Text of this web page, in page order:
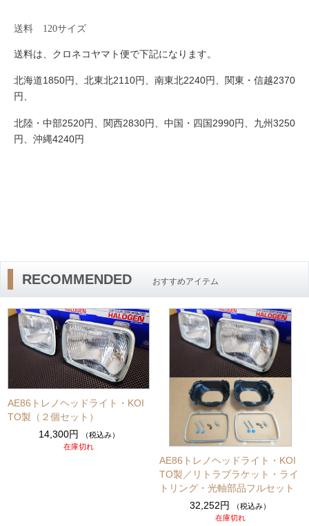
送料 120サイズ
送料は、クロネコヤマト便で下記になります。
北海道1850円、北東北2110円、南東北2240円、関東・信越2370
円、
北陸・中部2520円、関西2830円、中国・四国 2990円、九州 3250
円、沖縄4240円
RECOMMENDED おすすめアイテム
AE86トレノヘッドライト・KOI
TO製（２個セット）
14,300円
（税込み）
在庫切れ
AE86トレノヘッドライト・KOI
TO製／リトラブラケット・ライ
トリング・光軸部品フルセット
32,252円
（税込み）
在庫切れ